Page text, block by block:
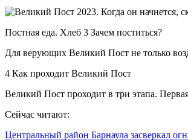
Постная еда. Хлеб 3 Зачем поститься?
Для верующих Великий Пост не только
4 Как проходит Великий Пост
Великий Пост проходит в три этапа.
Сейчас читают:
Центральный район Барнаула засверкал